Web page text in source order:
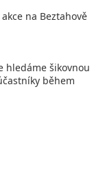
na Beztahově
hledáme šikovnou
během